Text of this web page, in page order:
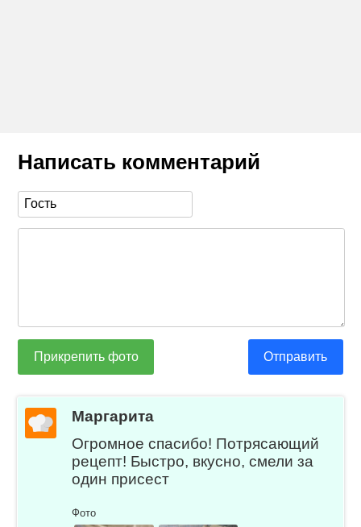
Написать комментарий
Прикрепить фото Отправить
Маргарита
Огромное спасибо! Потрясающий
рецепт! Быстро, вкусно, смели за
один присест
Фото